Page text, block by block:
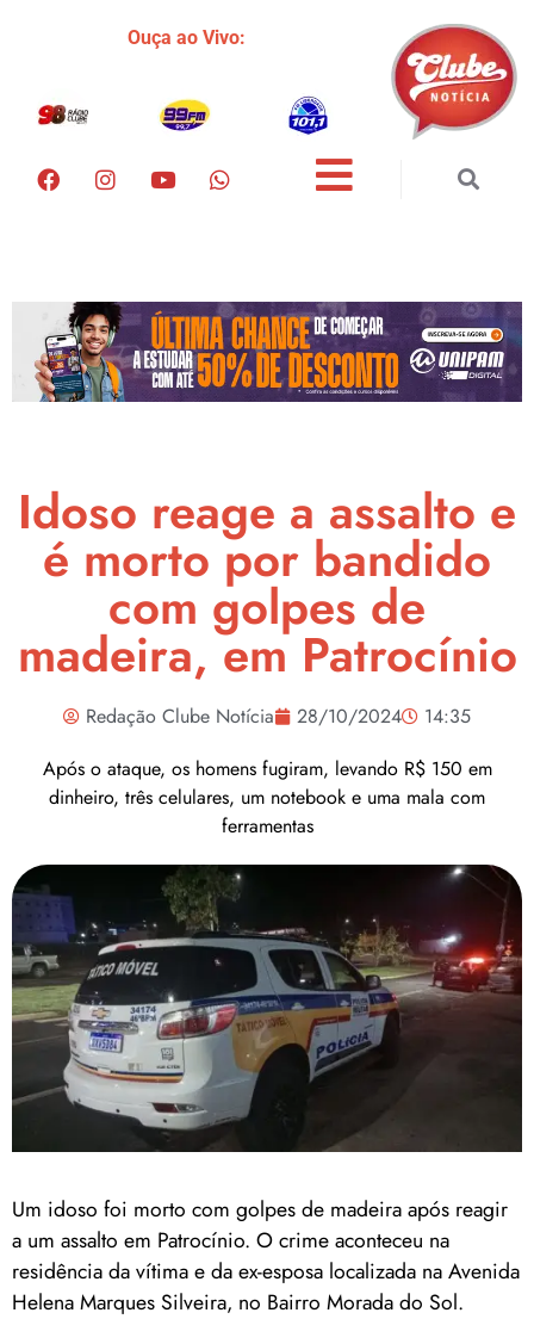
Ouça ao Vivo:
Idoso reage a assalto e
é morto por bandido
com golpes de
madeira, em Patrocínio
Redação Clube Notícia 28/10/2024
14:35
Após o ataque, os homens fugiram, levando R$ 150 em
dinheiro, três celulares, um notebook e uma mala com
ferramentas
Um idoso foi morto com golpes de madeira após reagir
a um assalto em Patrocínio. O crime aconteceu na
residência da vítima e da ex-esposa localizada na Avenida
Helena Marques Silveira, no Bairro Morada do Sol.